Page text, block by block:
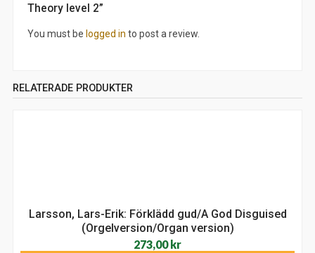
Theory level 2”
You must be logged in to post a review.
RELATERADE PRODUKTER
Larsson, Lars-Erik: Förklädd gud/A God Disguised
(Orgelversion/Organ version)
273,00kr